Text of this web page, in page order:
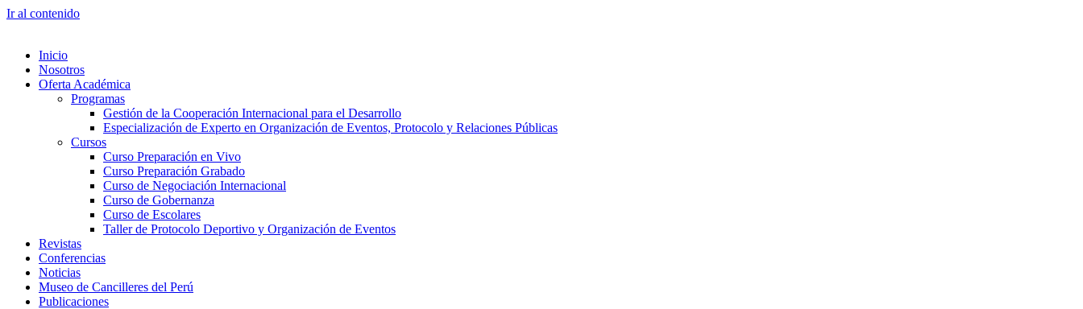
Ir al contenido
Inicio
Nosotros
Oferta Académica
Programas
Gestión de la Cooperación Internacional para el Desarrollo
Especialización de Experto en Organización de Eventos, Protocolo y Relaciones Públicas
Cursos
Curso Preparación en Vivo
Curso Preparación Grabado
Curso de Negociación Internacional
Curso de Gobernanza
Curso de Escolares
Taller de Protocolo Deportivo y Organización de Eventos
Revistas
Conferencias
Noticias
Museo de Cancilleres del Perú
Publicaciones